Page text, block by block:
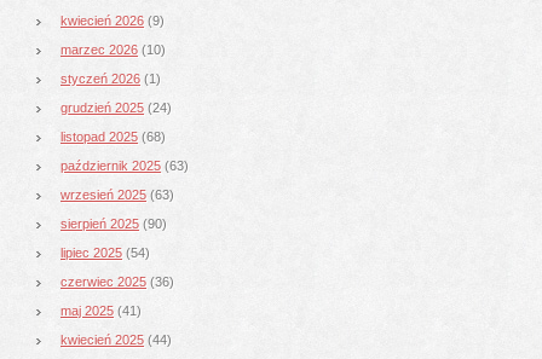
kwiecień 2026 (9)
marzec 2026 (10)
styczeń 2026 (1)
grudzień 2025 (24)
listopad 2025 (68)
październik 2025 (63)
wrzesień 2025 (63)
sierpień 2025 (90)
lipiec 2025 (54)
czerwiec 2025 (36)
maj 2025 (41)
kwiecień 2025 (44)